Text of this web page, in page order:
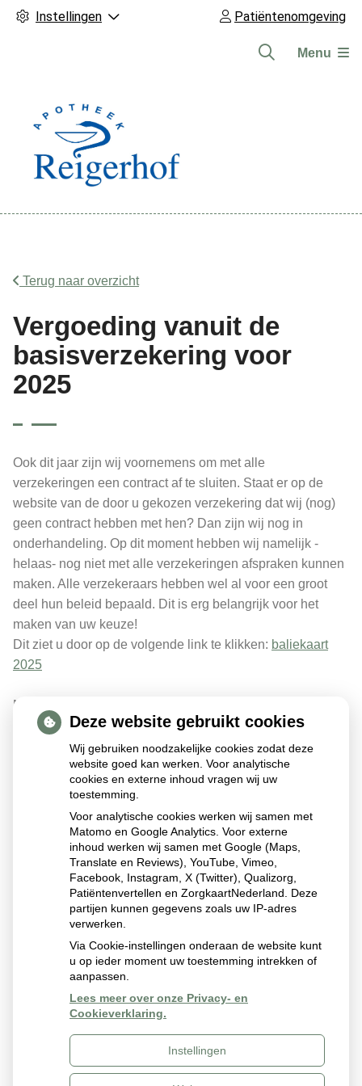
Instellingen Patiëntenomgeving
Menu
Terug naar overzicht
Vergoeding vanuit de
basisverzekering voor
2025
Ook dit jaar zijn wij voornemens om met alle
verzekeringen een contract af te sluiten. Staat er op de
website van de door u gekozen verzekering dat wij (nog)
geen contract hebben met hen? Dan zijn wij nog in
onderhandeling. Op dit moment hebben wij namelijk -
helaas- nog niet met alle verzekeringen afspraken kunnen
maken. Alle verzekeraars hebben wel al voor een groot
deel hun beleid bepaald. Dit is erg belangrijk voor het
maken van uw keuze!
Dit ziet u door op de volgende link te klikken: baliekaart
2025
Meer informatie over welke verzekering wat aanbiedt vind
u op de volgende site
https://www.netwerkapotheken.nl/apotheek-
reigerhof/zorgverzekeringen
gecontracteerd heeft. Deze informatie wordt continue
aangepast. Daarnaast kunt u zien welke verzekering
invloed heeft op de keuze van uw medicijnen. U kunt
tevens zorgverzekeringen onderling vergelijken.
Publicatiedatum:04-12-2024
Uw Zorg Online|Beheer
Deze website gebruikt cookies
Wij gebruiken noodzakelijke cookies zodat deze
website goed kan werken. Voor analytische
cookies en externe inhoud vragen wij uw
toestemming.
Voor analytische cookies werken wij samen met
Matomo en Google Analytics. Voor externe
inhoud werken wij samen met Google (Maps,
Translate en Reviews), YouTube, Vimeo,
Facebook, Instagram, X (Twitter), Qualizorg,
Patiëntenvertellen en ZorgkaartNederland. Deze
partijen kunnen gegevens zoals uw IP-adres
verwerken.
Via Cookie-instellingen onderaan de website kunt
u op ieder moment uw toestemming intrekken of
aanpassen.
Lees meer over onze Privacy- en
Cookieverklaring.
Instellingen